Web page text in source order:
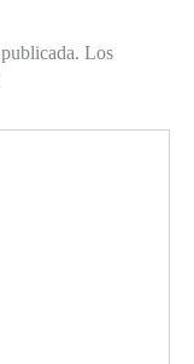
Los